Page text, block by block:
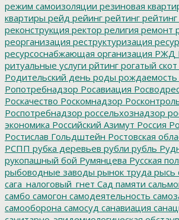
режим самоизоляции резиновая
квартиры рейд рейинг рейтинг
реконструкция ректор религия ремонт
реорганизация реструктуризация
ресурсоснабжающая организация РЖД
ритуальные услуги рйтинг рогатый скот
Родительский день роды рождаемость
Ропотребнадзор Росавиация
Роскачество Роскомнадзор
Роспотребнадзор россельхознадзор
экономика Российский Азимут Россия
Ростислав Гольдштейн Ростовская
РСПП рубка деревьев рубли рубль
рукопашный бой Румянцева Русская
рыбоводные заводы рынок труда рысь
сага_налоговый_гнет Сад памяти
самбо самогон самодеятельность
самооборона самосуд санавиация